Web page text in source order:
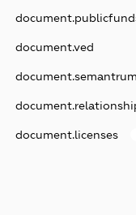
document.ved
document.semantrum
document.licenses